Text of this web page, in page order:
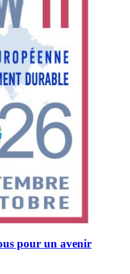
pour un avenir